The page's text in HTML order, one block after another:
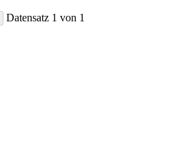
Datensatz 1 von 1